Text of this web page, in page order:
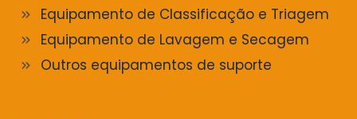
Equipamento de Classificação e Triagem
Equipamento de Lavagem e Secagem
Outros equipamentos de suporte